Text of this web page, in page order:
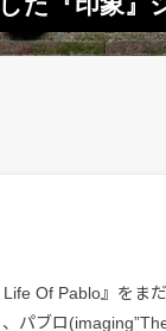
Of Pablo』をま
パブロ